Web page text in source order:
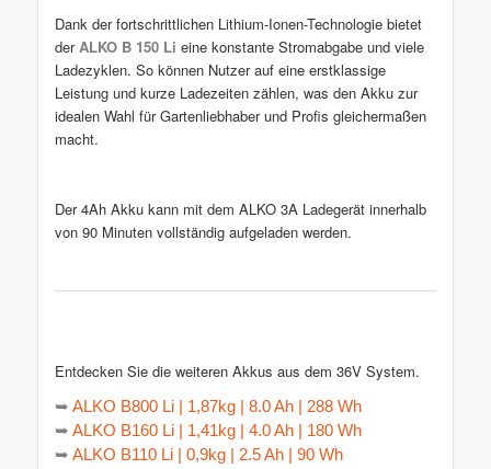
Dank der fortschrittlichen Lithium-Ionen-Technologie bietet
der ALKO B 150 Li eine konstante Stromabgabe und viele
Ladezyklen. So können Nutzer auf eine erstklassige
Leistung und kurze Ladezeiten zählen, was den Akku zur
idealen Wahl für Gartenliebhaber und Profis gleichermaßen
macht.
Der 4Ah Akku kann mit dem ALKO 3A Ladegerät innerhalb
von 90 Minuten vollständig aufgeladen werden.
Entdecken Sie die weiteren Akkus aus dem 36V System.
➥ ALKO B800 Li | 1,87kg | 8.0 Ah | 288 Wh
➥ ALKO B160 Li | 1,41kg | 4.0 Ah | 180 Wh
➥ ALKO B110 Li | 0,9kg | 2.5 Ah | 90 Wh